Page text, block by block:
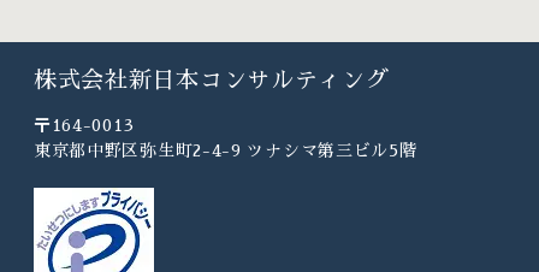
株式会社新日本コンサルティング
〒164-0013
東京都中野区弥生町2-4-9 ツナシマ第三ビル5階